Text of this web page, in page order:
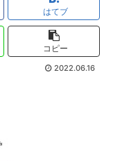
はてブ
コピー
2022.06.16